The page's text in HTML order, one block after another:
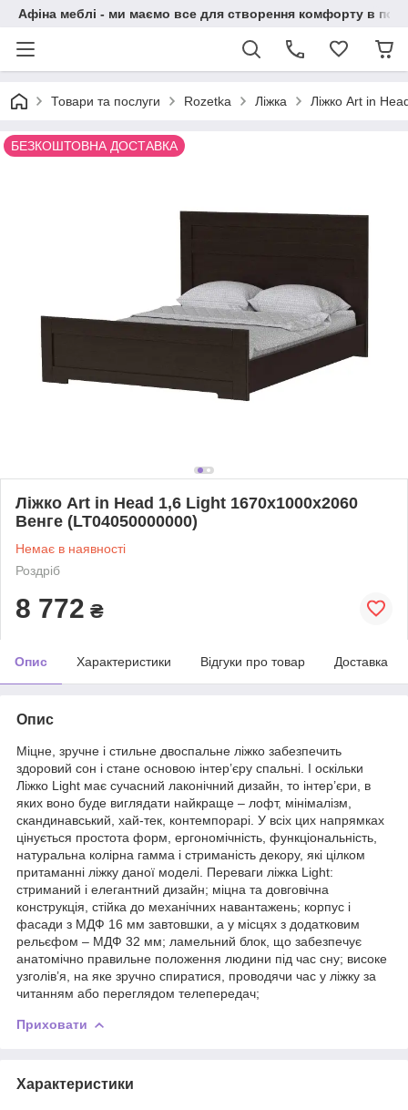
Афіна меблі - ми маємо все для створення комфорту в
Товари та послуги Rozetka Ліжка Ліжко Art in
БЕЗКОШТОВНА ДОСТАВКА
Ліжко Art in Head 1,6 Light 1670x1000x2060
Венге (LT04050000000)
Немає в наявності
Роздріб
8 772 ₴
Опис Характеристики Відгуки про товар Доставка
Опис
Міцне, зручне і стильне двоспальне ліжко забезпечить
здоровий сон і стане основою інтер’єру спальні. І оскільки
Ліжко Light має сучасний лаконічний дизайн, то інтер’єри, в
яких воно буде виглядати найкраще – лофт, мінімалізм,
скандинавський, хай-тек, контемпорарі. У всіх цих напрямках
цінується простота форм, ергономічність, функціональність,
натуральна колірна гамма і стриманість декору, які цілком
притаманні ліжку даної моделі. Переваги ліжка Light:
стриманий і елегантний дизайн; міцна та довговічна
конструкція, стійка до механічних навантажень; корпус і
фасади з МДФ 16 мм завтовшки, а у місцях з додатковим
рельєфом – МДФ 32 мм; ламельний блок, що забезпечує
анатомічно правильне положення людини під час сну; високе
узголів’я, на яке зручно спиратися, проводячи час у ліжку за
читанням або переглядом телепередач;
Приховати
Характеристики